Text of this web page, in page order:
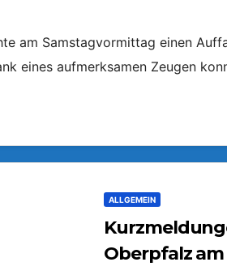
am Samstagvormittag einen
eines aufmerksamen Zeugen
ALLGEMEIN
Oberpfalz am